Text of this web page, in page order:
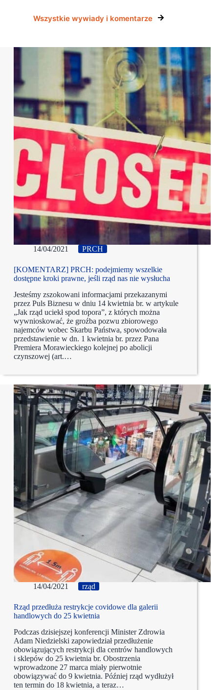
Wszystkie wywiady i komentarze
14/04/2021 PRCH
[KOMENTARZ] PRCH: podejmiemy wszelkie
dostępne kroki prawne, jeśli rząd nas nie wysłucha
Jesteśmy zszokowani informacjami przekazanymi
przez Puls Biznesu w dniu 14 kwietnia br. w artykule
„Jak rząd uciekł spod topora”, z których można
wywnioskować, że groźba pozwu zbiorowego
najemców wobec Skarbu Państwa, spowodowała
przedstawienie w dn. 1 kwietnia br. przez Pana
Premiera Morawieckiego kolejnej po abolicji
czynszowej (art.…
14/04/2021 rząd
Rząd przedłuża restrykcje covidowe dla galerii
handlowych do 25 kwietnia
Podczas dzisiejszej konferencji Minister Zdrowia
Adam Niedzielski zapowiedział przedłużenie
obowiązujących restrykcji dla centrów handlowych
i sklepów do 25 kwietnia br. Obostrzenia
wprowadzone 27 marca miały pierwotnie
obowiązywać do 9 kwietnia. Później rząd wydłużył
ten termin do 18 kwietnia, a teraz…